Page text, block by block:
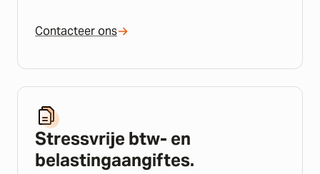
Contacteer ons
Stressvrije btw- en
belastingaangiftes.